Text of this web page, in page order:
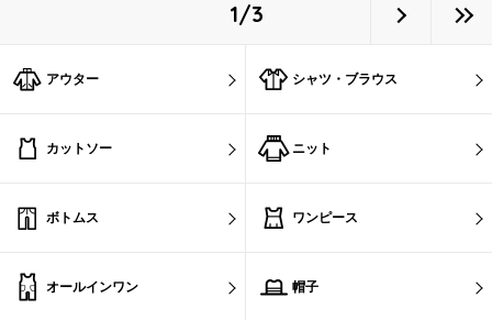
1/3
アウター シャツ・ブラウス
カットソー ニット
ボトムス ワンピース
オールインワン 帽子